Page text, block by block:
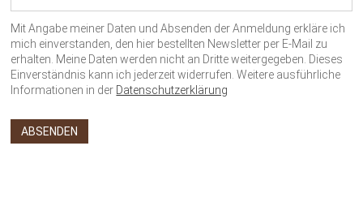
Mit Angabe meiner Daten und Absenden der Anmeldung erkläre ich
mich einverstanden, den hier bestellten Newsletter per E-Mail zu
erhalten. Meine Daten werden nicht an Dritte weitergegeben. Dieses
Einverständnis kann ich jederzeit widerrufen. Weitere ausführliche
Informationen in der Datenschutzerklärung